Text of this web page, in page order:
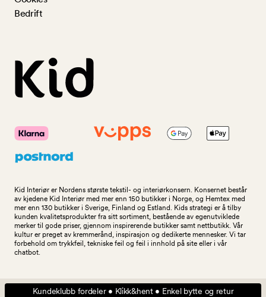
Bedrift
Kid Interiør er Nordens største tekstil- og interiørkonsern. Konsernet består
av kjedene Kid Interiør med mer enn 150 butikker i Norge, og Hemtex med
mer enn 130 butikker i Sverige, Finland og Estland. Kids strategi er å tilby
kunden kvalitetsprodukter fra sitt sortiment, bestående av egenutviklede
merker til gode priser, gjennom inspirerende butikker samt nettbutikk. Vår
kultur er preget av kremmerånd, inspirasjon og dedikerte mennesker. Vi tar
forbehold om trykkfeil, tekniske feil og feil i innhold på site eller i vår
chatbot.
Kundeklubb fordeler • Klikk&hent • Enkel bytte og retur